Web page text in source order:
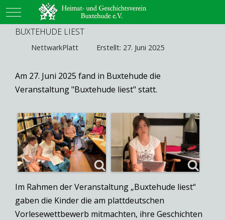
Mobile Menu Toggle
BUXTEHUDE LIEST
NettwarkPlatt Erstellt: 27. Juni 2025
Am 27. Juni 2025 fand in Buxtehude die
Veranstaltung "Buxtehude liest" statt.
Im Rahmen der Veranstaltung „Buxtehude liest“
gaben die Kinder die am plattdeutschen
Vorlesewettbewerb mitmachten, ihre Geschichten